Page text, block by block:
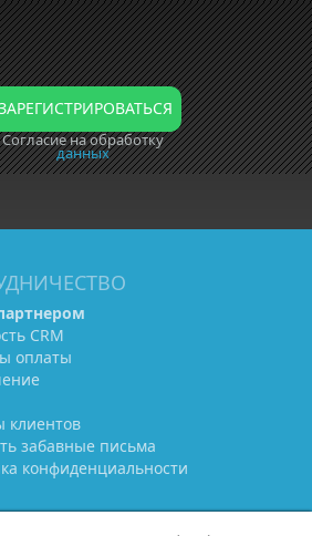
Согласие на обработку
данных
CRM
оплаты
клиентов
забавные письма
конфиденциальности